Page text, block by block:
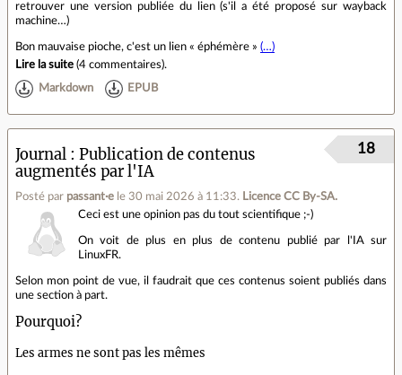
retrouver une version publiée du lien (s'il a été proposé sur wayback
machine…)
Bon mauvaise pioche, c'est un lien « éphémère » (…)
Lire la suite (4 commentaires).
Markdown EPUB
Journal
Publication de contenus
augmentés par l'IA
Posté par passant·e le 30 mai 2026 à 11:33. Licence CC By‑SA.
18
Ceci est une opinion pas du tout scientifique ;-)
On voit de plus en plus de contenu publié par l'IA sur
LinuxFR.
Selon mon point de vue, il faudrait que ces contenus soient publiés dans
une section à part.
Pourquoi?
Les armes ne sont pas les mêmes